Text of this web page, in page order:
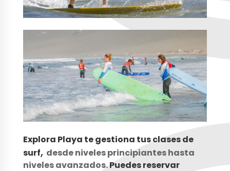
Explora Playa te gestiona tus clases de
surf, desde niveles principiantes hasta
niveles avanzados.Puedes reservar